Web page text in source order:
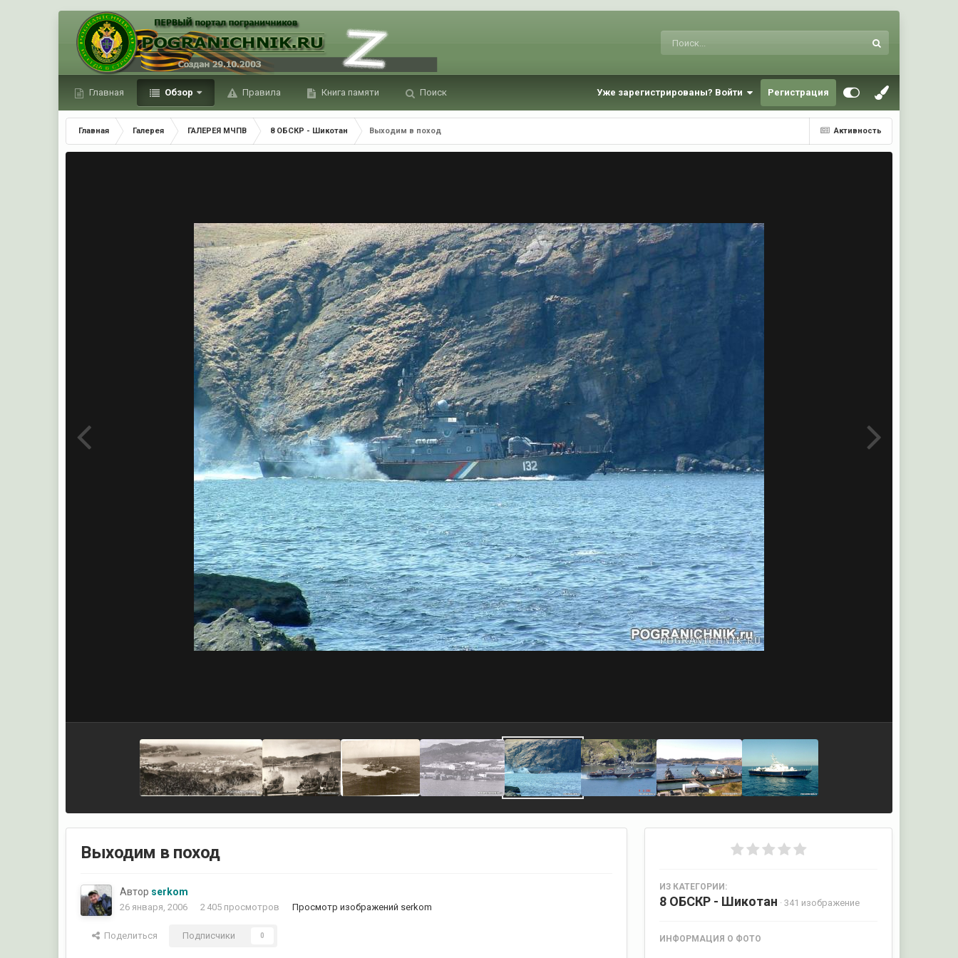
Главная Обзор Правила Книга памяти Поиск Уже зарегистрированы? Войти Регистрация
Активность
Главная Галерея ГАЛЕРЕЯ МЧПВ 8 ОБСКР - Шикотан Выходим в поход
Выходим в поход
Автор serkom
26 января, 2006 2 405 просмотров Просмотр изображений serkom
Поделиться Подписчики 0
ИЗ КАТЕГОРИИ:
8 ОБСКР - Шикотан · 341 изображение
ИНФОРМАЦИЯ О ФОТО